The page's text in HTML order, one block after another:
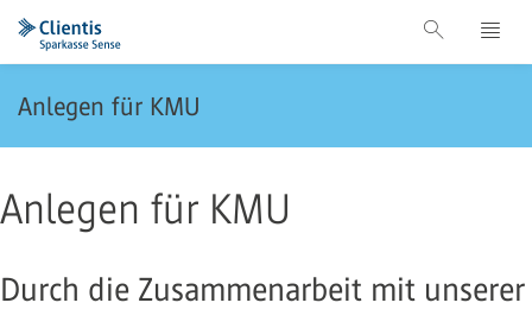
Anlegen für KMU
Anlegen für KMU
Durch die Zusammenarbeit mit unserer